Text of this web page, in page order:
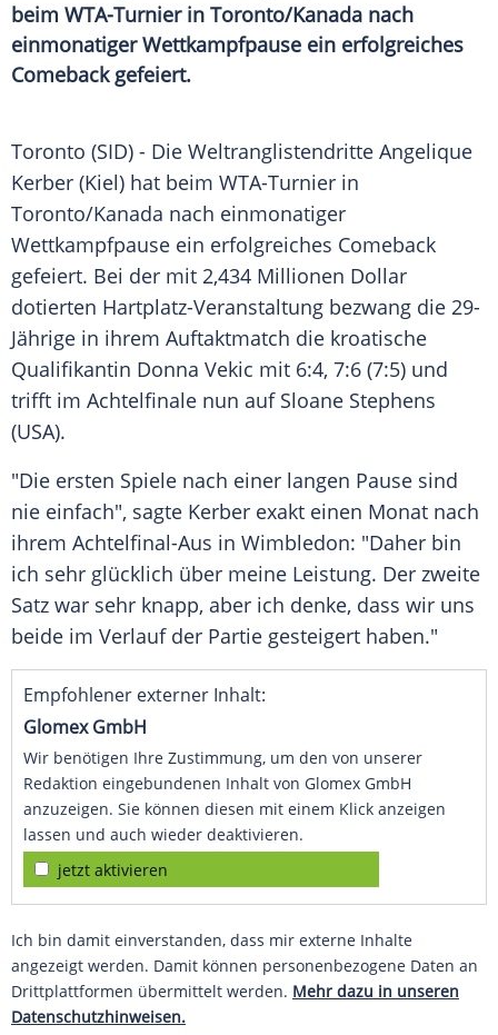
beim WTA-Turnier in Toronto/Kanada nach
einmonatiger Wettkampfpause ein erfolgreiches
Comeback gefeiert.
Toronto (SID) - Die Weltranglistendritte Angelique
Kerber (Kiel) hat beim WTA-Turnier in
Toronto/Kanada nach einmonatiger
Wettkampfpause ein erfolgreiches Comeback
gefeiert. Bei der mit 2,434 Millionen Dollar
dotierten Hartplatz-Veranstaltung bezwang die 29-
Jährige in ihrem Auftaktmatch die kroatische
Qualifikantin Donna Vekic mit 6:4, 7:6 (7:5) und
trifft im Achtelfinale nun auf Sloane Stephens
(USA).
"Die ersten Spiele nach einer langen Pause sind
nie einfach", sagte Kerber exakt einen Monat nach
ihrem Achtelfinal-Aus in Wimbledon: "Daher bin
ich sehr glücklich über meine Leistung. Der zweite
Satz war sehr knapp, aber ich denke, dass wir uns
beide im Verlauf der Partie gesteigert haben."
Empfohlener externer Inhalt:
Glomex GmbH
Wir benötigen Ihre Zustimmung, um den von unserer
Redaktion eingebundenen Inhalt von Glomex GmbH
anzuzeigen. Sie können diesen mit einem Klick anzeigen
lassen und auch wieder deaktivieren.
jetzt aktivieren
Ich bin damit einverstanden, dass mir externe Inhalte
angezeigt werden. Damit können personenbezogene Daten an
Drittplattformen übermittelt werden. Mehr dazu in unseren
Datenschutzhinweisen.